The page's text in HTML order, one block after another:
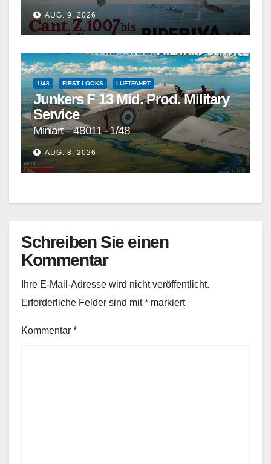
AUG. 9, 2026
1/48 FIRST LOOKS LUFTFAHRT
Junkers F 13 Mid. Prod. Military
Service
Miniart – 48011 - 1/48
AUG. 8, 2026
Schreiben Sie einen
Kommentar
Ihre E-Mail-Adresse wird nicht veröffentlicht.
Erforderliche Felder sind mit* markiert
Kommentar *